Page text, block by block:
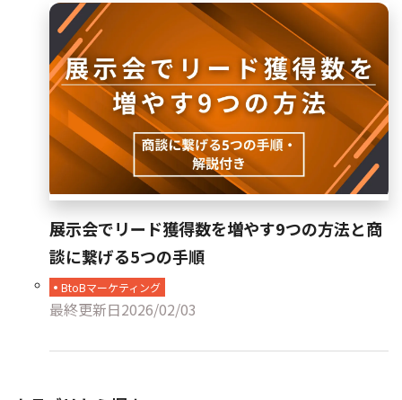
展示会でリード獲得数を増やす9つの方法と商
談に繋げる5つの手順
BtoBマーケティング
最終更新日2026/02/03